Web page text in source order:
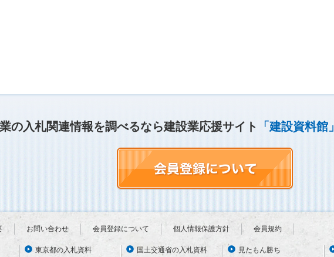
の入札関連情報を調べるなら建設業応援サイト 「建設資料館」
お問い合わせ 会員登録について 個人情報保護方針 会員規約
東京都の入札資料 国土交通省の入札資料 見たもん勝ち